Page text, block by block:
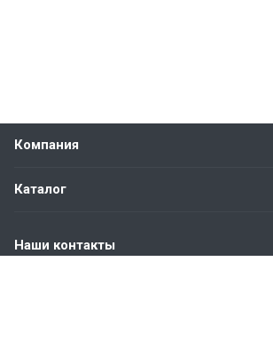
Компания
Каталог
Наши контакты